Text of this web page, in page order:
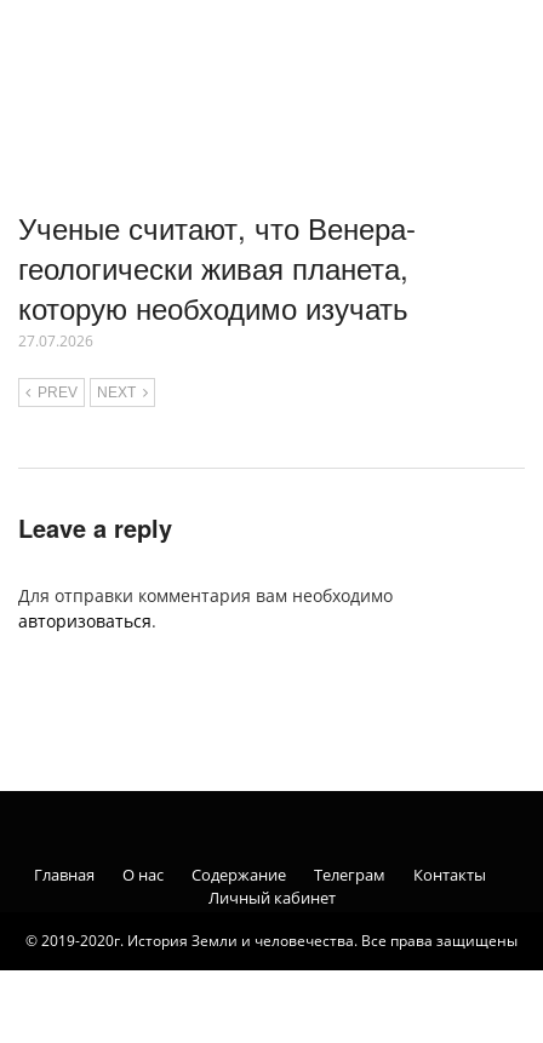
Ученые считают, что Венера-
геологически живая планета,
которую необходимо изучать
27.07.2026
PREV NEXT
Leave a reply
Для отправки комментария вам необходимо
авторизоваться.
© 2019-2020г. История Земли и человечества. Все права защищены
Главная О нас Содержание Телеграм
Контакты
Личный кабинет